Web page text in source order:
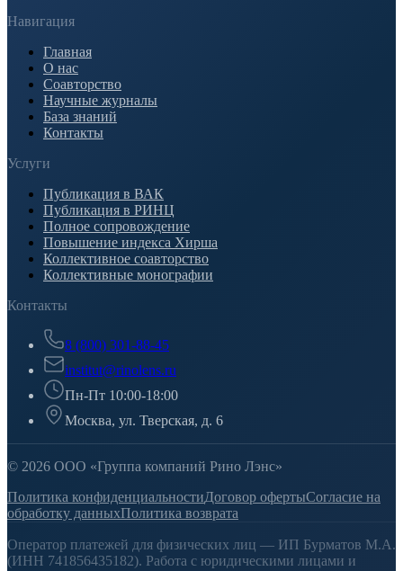
Навигация
Главная
О нас
Соавторство
Научные журналы
База знаний
Контакты
Услуги
Публикация в ВАК
Публикация в РИНЦ
Полное сопровождение
Повышение индекса Хирша
Коллективное соавторство
Коллективные монографии
Контакты
8 (800) 301-88-45
institut@rinolens.ru
Пн-Пт 10:00-18:00
Москва, ул. Тверская, д. 6
© 2026 ООО «Группа компаний Рино Лэнс»
Политика конфиденциальностиДоговор офертыСогласие на
обработку данныхПолитика возврата
Оператор платежей для физических лиц — ИП Бурматов М.А.
(ИНН 741856435182). Работа с юридическими лицами и